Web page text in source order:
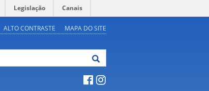
Legislação Canais
ALTO CONTRASTE MAPA DO SITE